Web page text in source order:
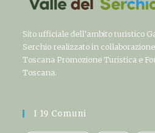
Sito ufficiale dell’ambito turistico
Serchio realizzato in
Toscana Promozione Turistica e
Toscana.
I 19 Comuni